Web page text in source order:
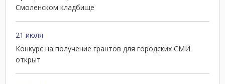
Смоленском кладбище
21 июля
Конкурс на получение грантов для городских СМИ
открыт